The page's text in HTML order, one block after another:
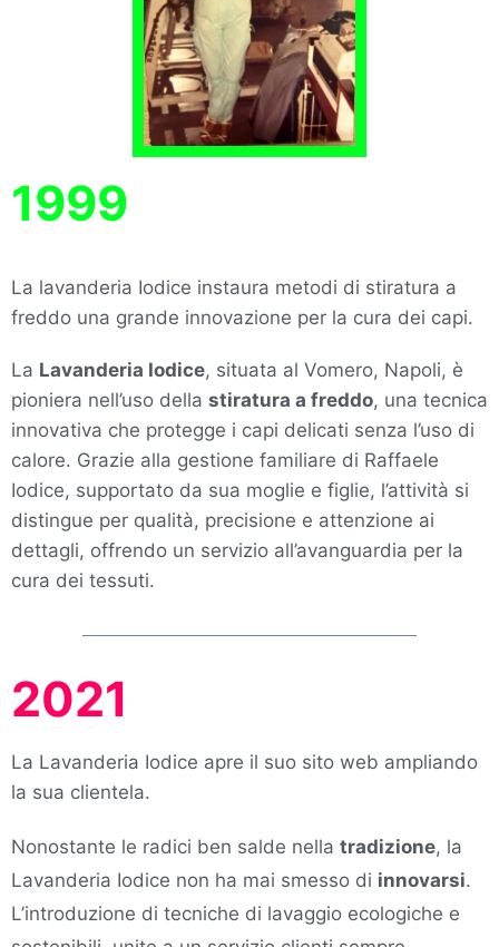
1999
La lavanderia Iodice instaura metodi di stiratura a
freddo una grande innovazione per la cura dei capi.
La Lavanderia Iodice, situata al Vomero, Napoli, è
pioniera nell’uso della stiratura a freddo, una tecnica
innovativa che protegge i capi delicati senza l’uso di
calore. Grazie alla gestione familiare di Raffaele
Iodice, supportato da sua moglie e figlie, l’attività si
distingue per qualità, precisione e attenzione ai
dettagli, offrendo un servizio all’avanguardia per la
cura dei tessuti.
2021
La Lavanderia Iodice apre il suo sito web ampliando
la sua clientela.
Nonostante le radici ben salde nella tradizione, la
Lavanderia Iodice non ha mai smesso di innovarsi.
L’introduzione di tecniche di lavaggio ecologiche e